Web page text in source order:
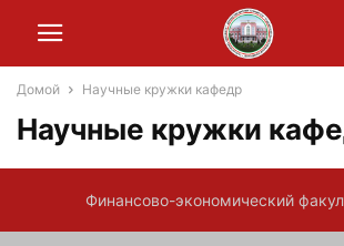
Домой Научные кружки кафедр
Научные кружки
Финансово-экономический